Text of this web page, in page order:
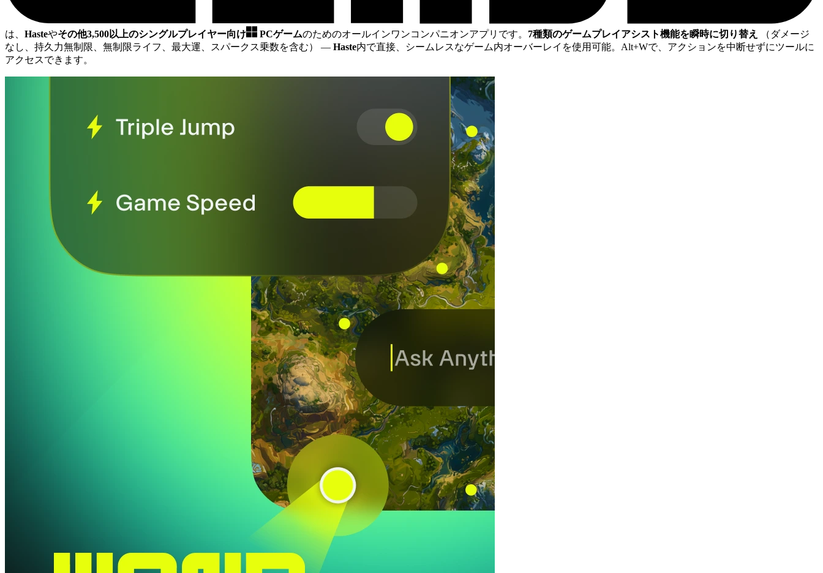
は、 Hasteやその他3,500以上のシングルプレイヤー向け PCゲームのためのオールインワンコンパニオンアプリです。 7種類のゲームプレイアシスト機能を瞬時に切り替え
（ダメージ
なし、持久力無制限、無制限ライフ、最大運、スパークス乗数を含む） — Haste内で直接、シームレスなゲーム内オーバーレイを使用可能。Alt+Wで、アクションを中断せずにツールに
アクセスできます。